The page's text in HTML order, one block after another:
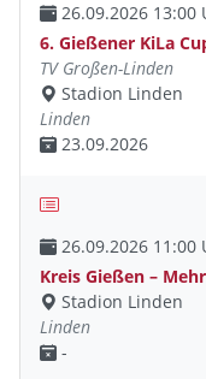
26.09.2026 13:00
6. Gießener KiLa
TV Großen-Linden
Stadion Linden
Linden
23.09.2026
26.09.2026 11:00
Kreis Gießen –
Stadion Linden
Linden
-